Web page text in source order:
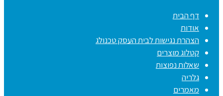
דף הבית
אודות
הצהרת נגישות לבית העסק טכנולג
קטלוג מוצרים
שאלות נפוצות
גלריה
מאמרים